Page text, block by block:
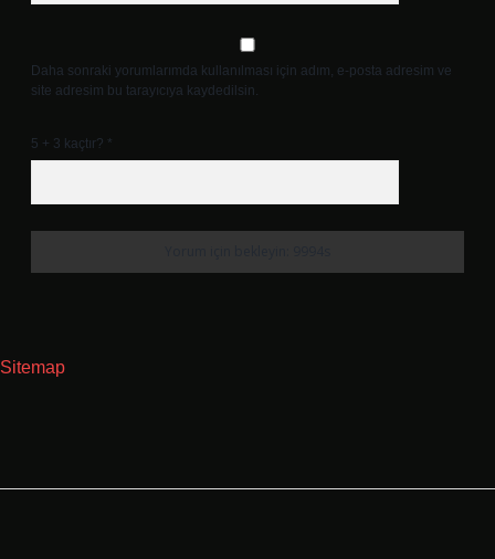
Daha sonraki yorumlarımda kullanılması için adım, e-posta adresim ve
site adresim bu tarayıcıya kaydedilsin.
5 + 3 kaçtır? *
Sitemap